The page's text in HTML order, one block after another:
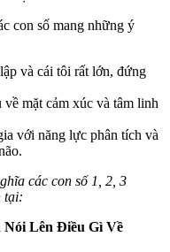
con số mang những ý
và cái tôi rất lớn, đứng
mặt cảm xúc và tâm linh
với năng lực phân tích và
các con số 1, 2, 3
tại:
Nói Lên Điều Gì Về